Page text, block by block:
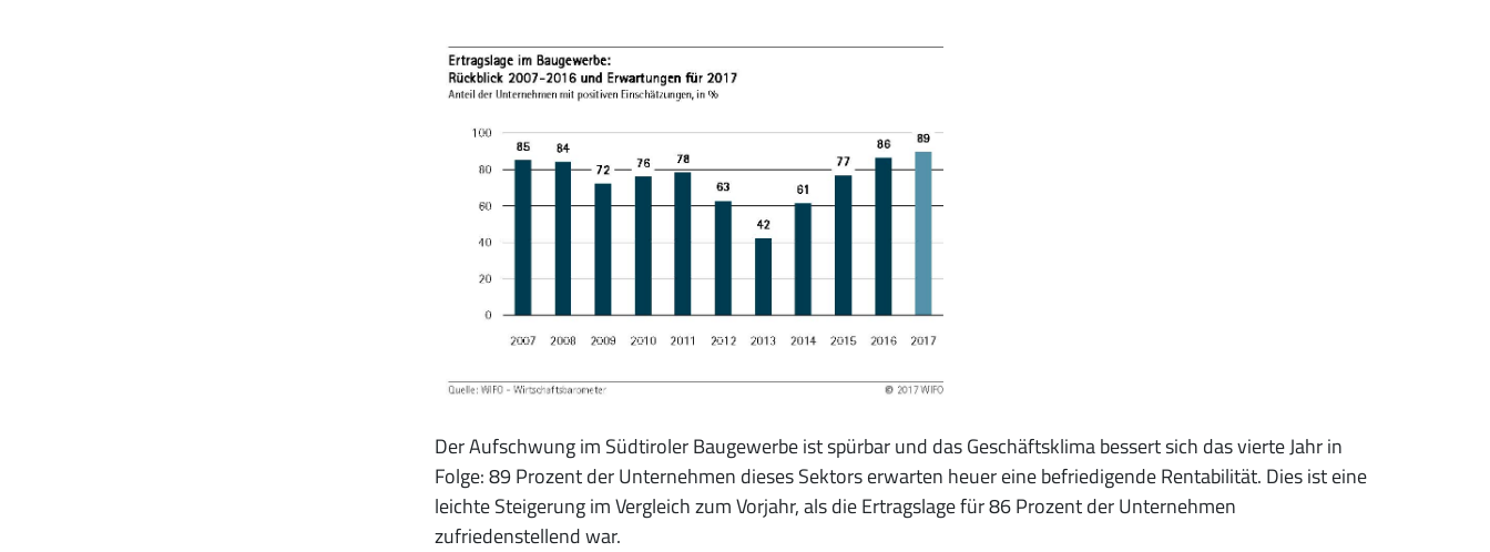
Der Aufschwung im Südtiroler Baugewerbe ist spürbar und das Geschäftsklima bessert sich das vierte Jahr in
Folge: 89 Prozent der Unternehmen dieses Sektors erwarten heuer eine befriedigende Rentabilität. Dies ist eine
leichte Steigerung im Vergleich zum Vorjahr, als die Ertragslage für 86 Prozent der Unternehmen
zufriedenstellend war.